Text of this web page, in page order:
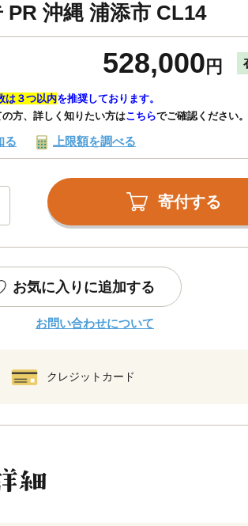
PR 沖縄 浦添市 CL14
528,000 円
は３つ以内を推奨しております。
方、詳しく知りたい方はこちらでご確認ください。
る 上限額を調べる
寄付する
お気に入りに追加する
お問い合わせについて
クレジットカード